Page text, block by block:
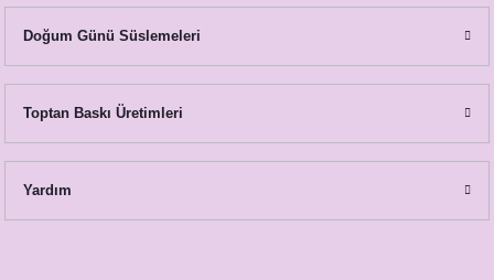
Doğum Günü Süslemeleri
Toptan Baskı Üretimleri
Yardım